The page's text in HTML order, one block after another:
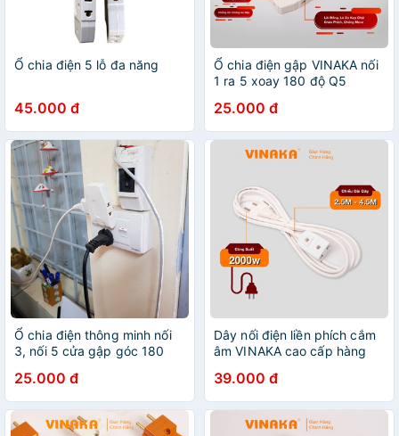
Ổ chia điện 5 lỗ đa năng
45.000 đ
Ổ chia điện gập VINAKA nối
1 ra 5 xoay 180 độ Q5
25.000 đ
Ổ chia điện thông minh nối
3, nối 5 cửa gập góc 180
25.000 đ
Dây nối điện liền phích cắm
âm VINAKA cao cấp hàng
39.000 đ